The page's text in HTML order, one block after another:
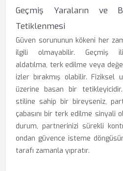
Geçmiş Yaraların ve
Tetiklenmesi
Güven sorununun kökeni her
ilgili olmayabilir. Geçmiş
aldatılma, terk edilme veya
izler bırakmış olabilir. Fiziksel
üzerine basan bir
stiline sahip bir bireyseniz,
çabasını bir terk edilme sinyali
durum, partnerinizi sürekli
ondan güvence isteme
tarafı zamanla yıpratır.